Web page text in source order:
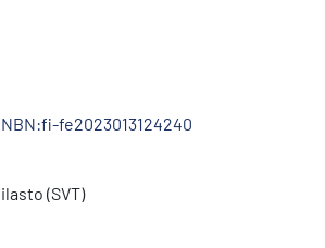
fe2023013124240
(SVT)